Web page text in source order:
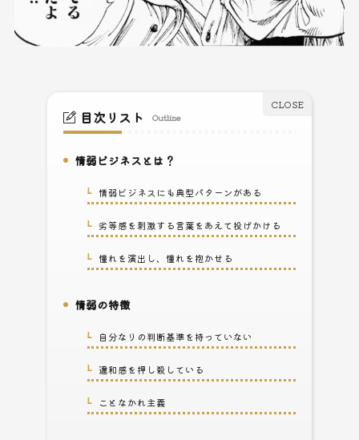
目次リスト Outline
1.情弱ビジネスとは？
1-1.情弱ビジネスにも典型パターンがある
1-2.劣等感を刺激する言葉をあえて投げかける
1-3.憧れを演出し、憧れを抱かせる
2.
情弱の特徴
2-1.自分なりの判断基準を持っていない
2-2.違和感を押し殺している
2-3.ことなかれ主義